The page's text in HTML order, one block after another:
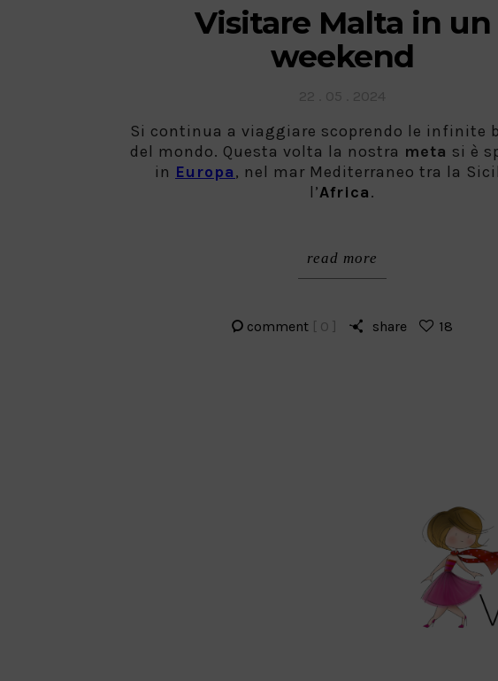
Visitare Malta in un
weekend
Si continua a viaggiare scoprendo le infinite
del mondo. Questa volta la nostra meta si è
in Europa, nel mar Mediterraneo tra la
l’Africa.
read more
comment [ 0 ] share 18